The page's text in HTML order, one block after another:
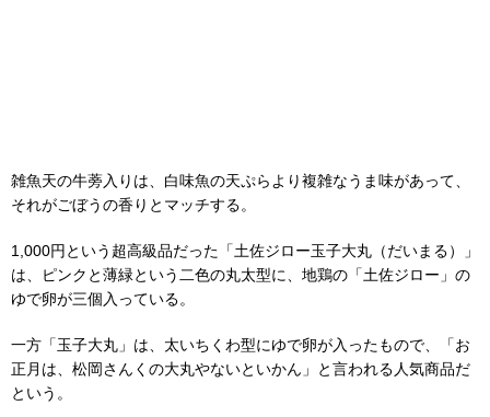
雑魚天の牛蒡入りは、白味魚の天ぷらより複雑なうま味があって、
それがごぼうの香りとマッチする。
1,000円という超高級品だった「土佐ジロー玉子大丸（だいまる）」
は、ピンクと薄緑という二色の丸太型に、地鶏の「土佐ジロー」の
ゆで卵が三個入っている。
一方「玉子大丸」は、太いちくわ型にゆで卵が入ったもので、「お
正月は、松岡さんくの大丸やないといかん」と言われる人気商品だ
という。